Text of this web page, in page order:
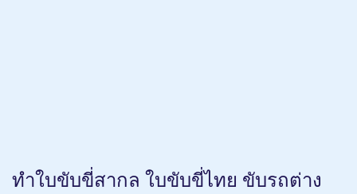
ทำใบขับขี่สากล ใบขับขี่ไทย ขับรถต่าง